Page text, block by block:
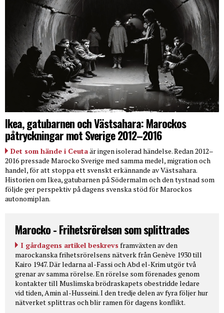
Ikea, gatubarnen och Västsahara: Marockos
påtryckningar mot Sverige 2012–2016
Det som hände i Ceutaär ingen isolerad händelse. Redan 2012–
2016 pressade Marocko Sverige med samma medel, migration och
handel, för att stoppa ett svenskt erkännande av Västsahara.
Historien om Ikea, gatubarnen på Södermalm och den tystnad som
följde ger perspektiv på dagens svenska stöd för Marockos
autonomiplan.
Marocko - Frihetsrörelsen som splittrades
I gårdagens artikel beskrevs framväxten av den
marockanska frihetsrörelsens nätverk från Genève 1930 till
Kairo 1947. Där ledarna al-Fassi och Abd el-Krim utgör två
grenar av samma rörelse. En rörelse som förenades genom
kontakter till Muslimska brödraskapets obestridde ledare
vid tiden, Amin al-Husseini. I den tredje delen av fyra följer hur
nätverket splittras och blir ramen för dagens konflikt.